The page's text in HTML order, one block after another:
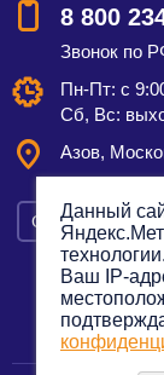
8 800
Звонок по
Пн-Пт: с
Сб, Вс:
Азов,
Смотреть на
Данный
Ваш IP-